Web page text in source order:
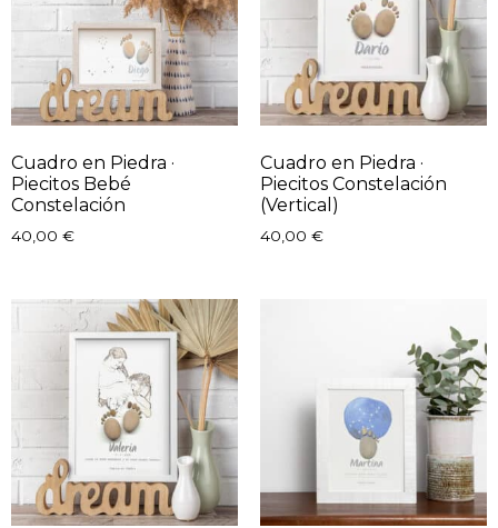
Cuadro en Piedra ·
Piecitos Bebé
Constelación
40,00 €
Cuadro en Piedra ·
Piecitos Constelación
(Vertical)
40,00 €